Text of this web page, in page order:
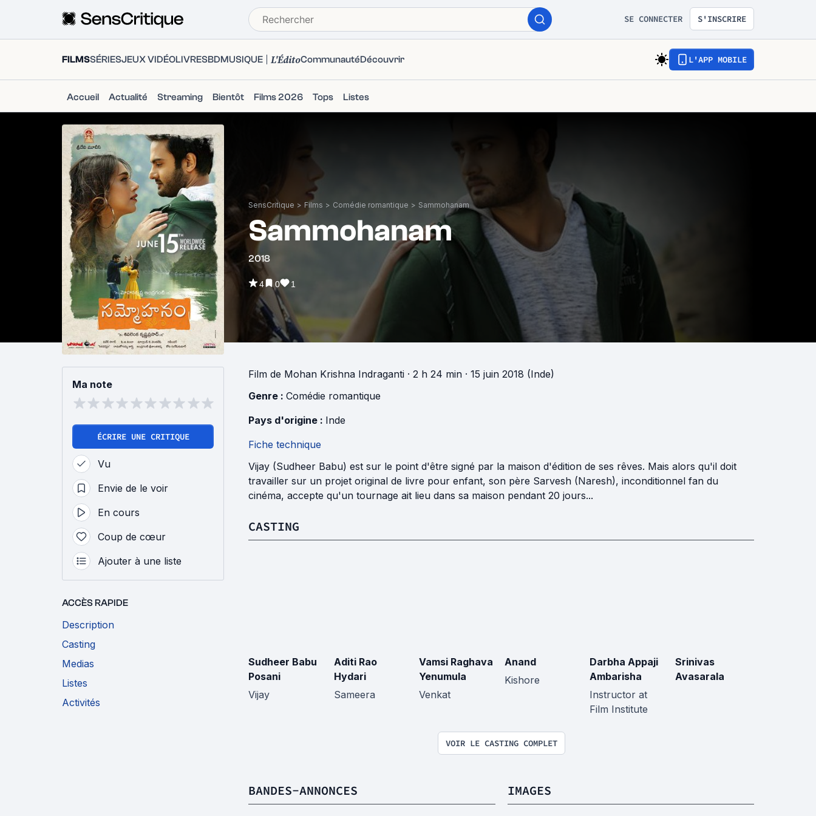
SE CONNECTER S'INSCRIRE
FILMSSÉRIESJEUX VIDÉOLIVRESBDMUSIQUE L'ÉditoCommunautéDécouvrir L'APP MOBILE
Accueil Actualité Streaming Bientôt Films 2026 Tops Listes
SensCritique > Films > Comédie romantique > Sammohanam
Sammohanam
2018
4 0 1
Ma note
ÉCRIRE UNE CRITIQUE
Vu
Envie de le voir
En cours
Coup de cœur
Ajouter à une liste
ACCÈS RAPIDE
Description
Casting
Medias
Listes
Activités
Film de Mohan Krishna Indraganti · 2 h 24 min · 15 juin 2018 (Inde)
Genre : Comédie romantique
Pays d'origine : Inde
Fiche technique
Vijay (Sudheer Babu) est sur le point d'être signé par la maison d'édition de ses rêves. Mais alors qu'il doit
travailler sur un projet original de livre pour enfant, son père Sarvesh (Naresh), inconditionnel fan du
cinéma, accepte qu'un tournage ait lieu dans sa maison pendant 20 jours...
CASTING
Sudheer Babu
Posani
Vijay
Aditi Rao
Hydari
Sameera
Vamsi Raghava
Yenumula
Venkat
Anand
Kishore
Darbha Appaji
Ambarisha
Instructor at
Film Institute
Srinivas
Avasarala
VOIR LE CASTING COMPLET
BANDES-ANNONCES IMAGES